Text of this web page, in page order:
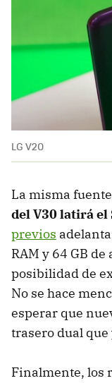
LG V20
La misma
del V30 latirá el
previos
RAM y 64 GB
posibilidad de
No se hace
esperar que
trasero dual que
Finalmente, los